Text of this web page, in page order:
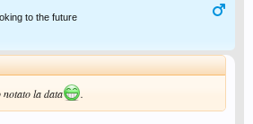
to the future
notato la data .